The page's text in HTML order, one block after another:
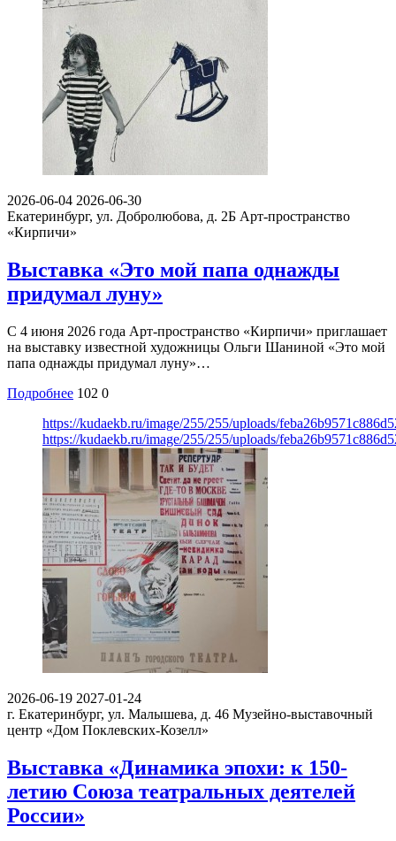
2026-06-04 2026-06-30
Екатеринбург, ул. Добролюбова, д. 2Б Арт-пространство
«Кирпичи»
Выставка «Это мой папа однажды
придумал луну»
С 4 июня 2026 года Арт-пространство «Кирпичи» приглашает
на выставку известной художницы Ольги Шаниной «Это мой
папа однажды придумал луну»…
Подробнее 102 0
https://kudaekb.ru/image/255/255/uploads/
https://kudaekb.ru/image/255/255/uploads/
2026-06-19 2027-01-24
г. Екатеринбург, ул. Малышева, д. 46 Музейно-выставочный
центр «Дом Поклевских-Козелл»
Выставка «Динамика эпохи: к 150-
летию Союза театральных деятелей
России»